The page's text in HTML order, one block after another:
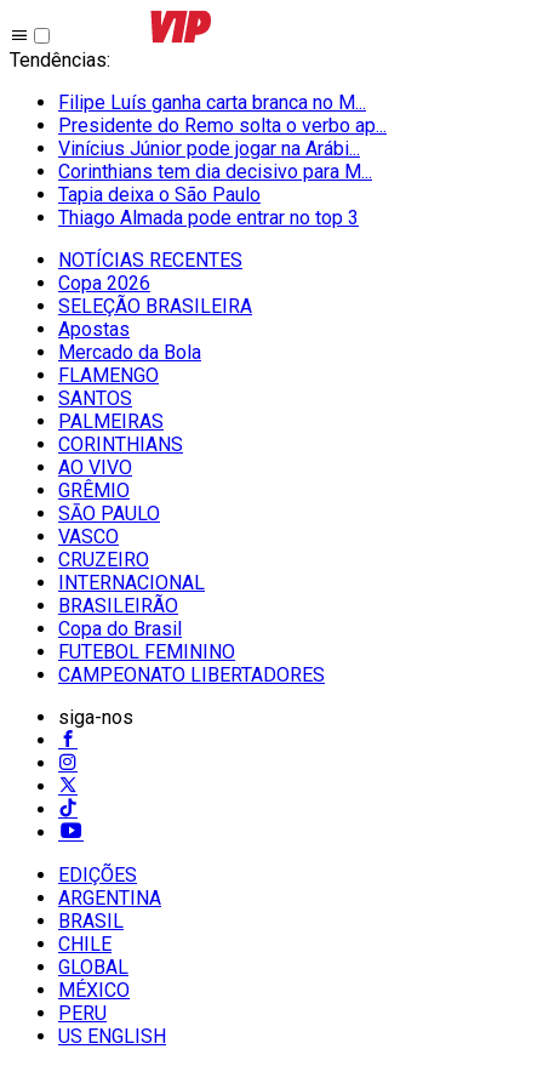
Tendências:
Filipe Luís ganha carta branca no M...
Presidente do Remo solta o verbo ap...
Vinícius Júnior pode jogar na Arábi...
Corinthians tem dia decisivo para M...
Tapia deixa o São Paulo
Thiago Almada pode entrar no top 3
NOTÍCIAS RECENTES
Copa 2026
SELEÇÃO BRASILEIRA
Apostas
Mercado da Bola
FLAMENGO
SANTOS
PALMEIRAS
CORINTHIANS
AO VIVO
GRÊMIO
SĀO PAULO
VASCO
CRUZEIRO
INTERNACIONAL
BRASILEIRÃO
Copa do Brasil
FUTEBOL FEMININO
CAMPEONATO LIBERTADORES
siga-nos
EDIÇÕES
ARGENTINA
BRASIL
CHILE
GLOBAL
MÉXICO
PERU
US ENGLISH